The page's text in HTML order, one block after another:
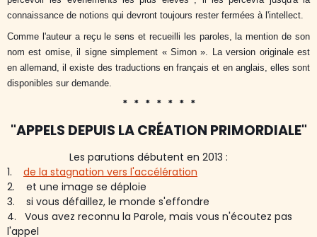
connaissance de notions qui devront toujours rester fermées à l'intellect.
Comme l'auteur a reçu le sens et recueilli les paroles, la mention de son
nom est omise, il signe simplement « Simon ». La version originale est
en allemand, il existe des traductions en français et en anglais, elles sont
disponibles sur demande.
* * * * * * *
"APPELS DEPUIS LA CRÉATION PRIMORDIALE"
Les parutions débutent en 2013 :
1. de la stagnation vers l'accélération
2. et une image se déploie
3. si vous défaillez, le monde s'effondre
4. Vous avez reconnu la Parole, mais vous n'écoutez pas
l'appel